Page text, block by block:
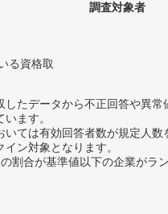
る資格取
調査対象者
たデータから不正回答や異常
ます。
ては有効回答者数が規定人
ン対象となります。
合が基準値以下の企業がラ